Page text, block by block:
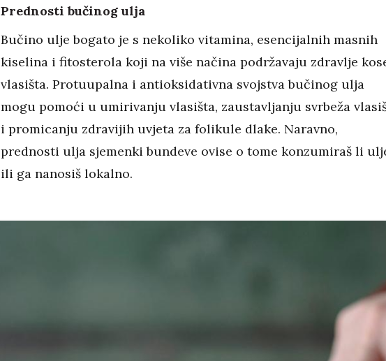
Prednosti bučinog ulja
Bučino ulje bogato je s nekoliko vitamina, esencijalnih masnih
kiselina i fitosterola koji na više načina podržavaju zdravlje
vlasišta. Protuupalna i antioksidativna svojstva bučinog ulja
mogu pomoći u umirivanju vlasišta, zaustavljanju svrbeža
i promicanju zdravijih uvjeta za folikule dlake. Naravno,
prednosti ulja sjemenki bundeve ovise o tome konzumiraš li
ili ga nanosiš lokalno.